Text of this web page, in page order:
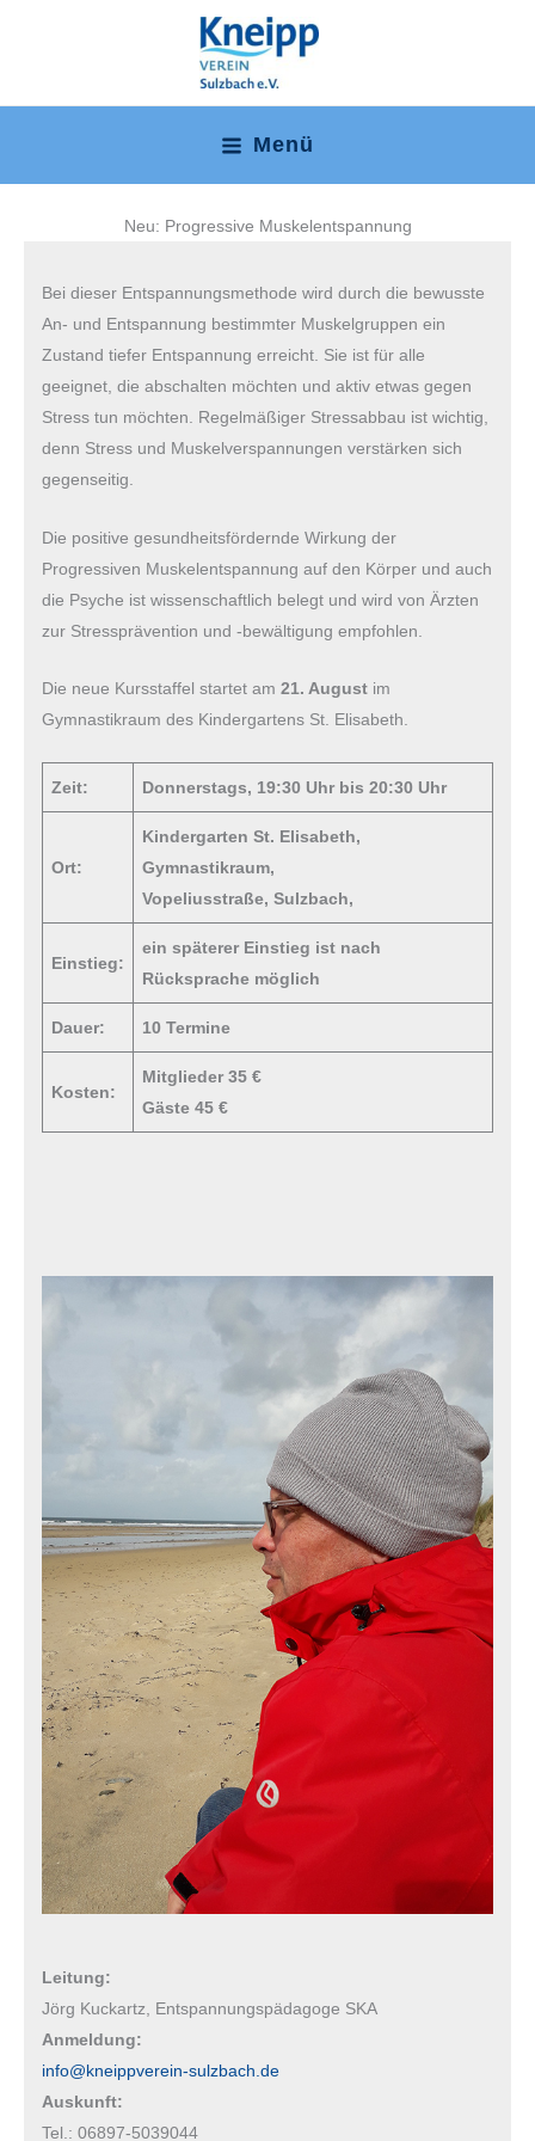
Menü
Neu: Progressive Muskelentspannung
Bei dieser Entspannungsmethode wird durch die bewusste
An- und Entspannung bestimmter Muskelgruppen ein
Zustand tiefer Entspannung erreicht. Sie ist für alle
geeignet, die abschalten möchten und aktiv etwas gegen
Stress tun möchten. Regelmäßiger Stressabbau ist wichtig,
denn Stress und Muskelverspannungen verstärken sich
gegenseitig.
Die positive gesundheitsfördernde Wirkung der
Progressiven Muskelentspannung auf den Körper und auch
die Psyche ist wissenschaftlich belegt und wird von Ärzten
zur Stressprävention und -bewältigung empfohlen.
Die neue Kursstaffel startet am 21. August im
Gymnastikraum des Kindergartens St. Elisabeth.
Zeit: Donnerstags, 19:30 Uhr bis 20:30 Uhr
Ort:
Kindergarten St. Elisabeth,
Gymnastikraum,
Vopeliusstraße, Sulzbach,
Einstieg:
ein späterer Einstieg ist nach
Rücksprache möglich
Dauer: 10 Termine
Kosten:
Mitglieder 35 €
Gäste 45 €
Leitung:
Jörg Kuckartz, Entspannungspädagoge SKA
Anmeldung:
info@kneippverein-sulzbach.de
Auskunft:
Tel.: 06897-5039044